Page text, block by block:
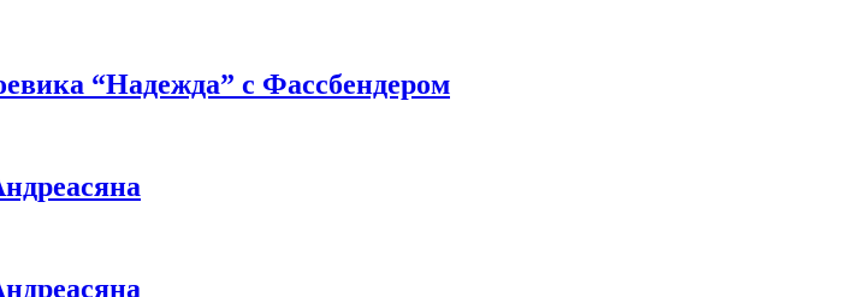
“Надежда” с Фассбендером